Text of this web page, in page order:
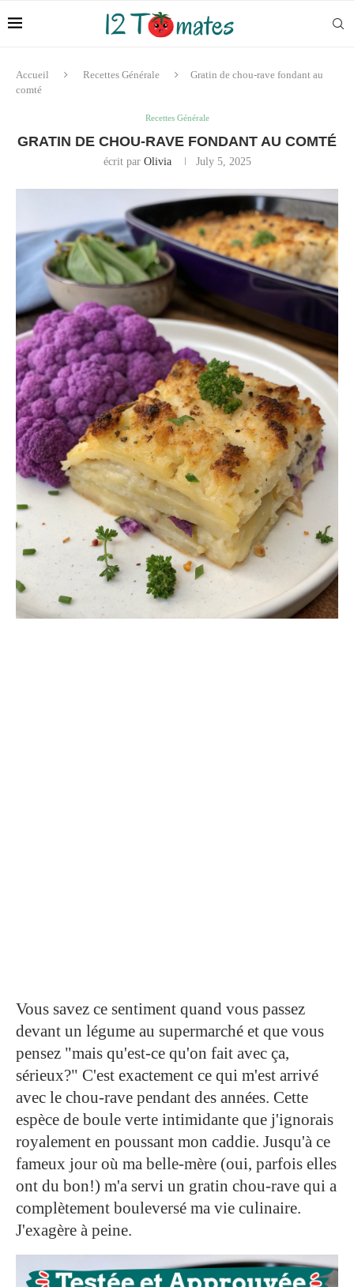
Accueil Recettes Générale
Gratin de chou-rave fondant au
comté
Recettes Générale
GRATIN DE CHOU-RAVE FONDANT AU COMTÉ
écrit par Olivia July 5, 2025
Vous savez ce sentiment quand vous passez
devant un légume au supermarché et que vous
pensez "mais qu'est-ce qu'on fait avec ça,
sérieux?" C'est exactement ce qui m'est arrivé
avec le chou-rave pendant des années. Cette
espèce de boule verte intimidante que j'ignorais
royalement en poussant mon caddie. Jusqu'à ce
fameux jour où ma belle-mère (oui, parfois elles
ont du bon!) m'a servi un gratin chou-rave qui a
complètement bouleversé ma vie culinaire.
J'exagère à peine.